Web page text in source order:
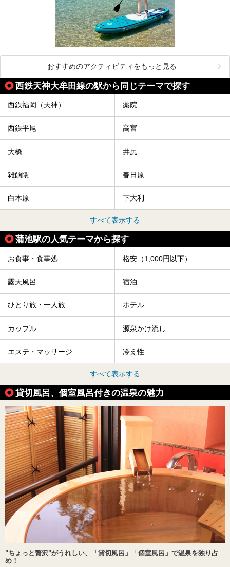
おすすめのアクティビティをもっと見る
西鉄天神大牟田線の駅から同じテーマで探す
西鉄福岡（天神） 薬院
西鉄平尾 高宮
大橋 井尻
雑餉隈 春日原
白木原 下大利
すべて表示する
蒲池駅の人気テーマから探す
お食事・食事処 格安（1,000円以下）
露天風呂 宿泊
ひとり旅・一人旅 ホテル
カップル 源泉かけ流し
エステ・マッサージ 冷え性
すべて表示する
貸切風呂、個室風呂付きの温泉の魅力
"ちょっと贅沢"がうれしい、「貸切風呂」「個室風呂」で温泉を独り占
め！